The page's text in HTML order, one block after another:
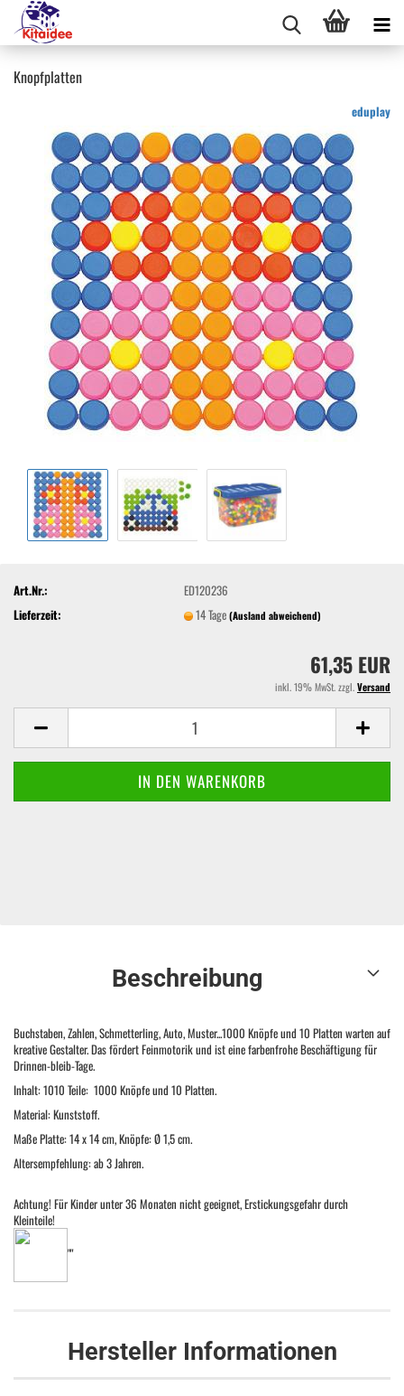
Knopfplatten
eduplay
Art.Nr.:
ED120236
Lieferzeit:
14 Tage(Ausland abweichend)
61,35 EUR
inkl. 19% MwSt. zzgl.Versand
Beschreibung
Buchstaben, Zahlen, Schmetterling, Auto, Muster...1000 Knöpfe und 10 Platten warten auf
kreative Gestalter. Das fördert Feinmotorik und ist eine farbenfrohe Beschäftigung für
Drinnen-bleib-Tage.
Inhalt: 1010 Teile: 1000 Knöpfe und 10 Platten.
Material: Kunststoff.
Maße Platte: 14 x 14 cm, Knöpfe: Ø 1,5 cm.
Altersempfehlung: ab 3 Jahren.
Achtung! Für Kinder unter 36 Monaten nicht geeignet, Erstickungsgefahr durch
Kleinteile!
""
Hersteller Informationen